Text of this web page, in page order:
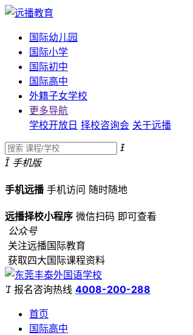
国际幼儿园
国际小学
国际初中
国际高中
外籍子女学校
更多导航
学校开放日 择校咨询会 关于远播

 手机版
手机远播 手机访问 随时随地
远播择校小程序 微信扫码 即可查看
公众号
关注远播国际教育
获取四大国际课程资料
 报名咨询热线 4008-200-288
首页
国际高中